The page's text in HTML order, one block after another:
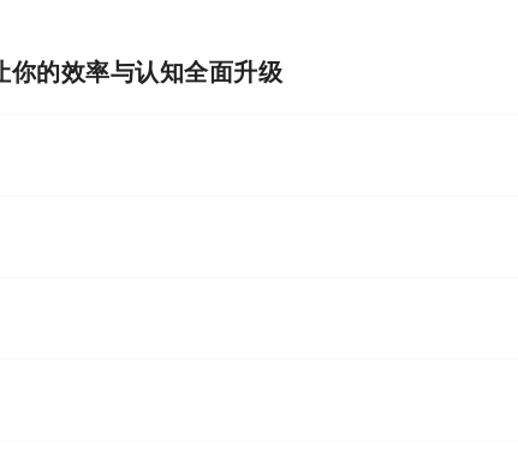
你的效率与认知全面升级